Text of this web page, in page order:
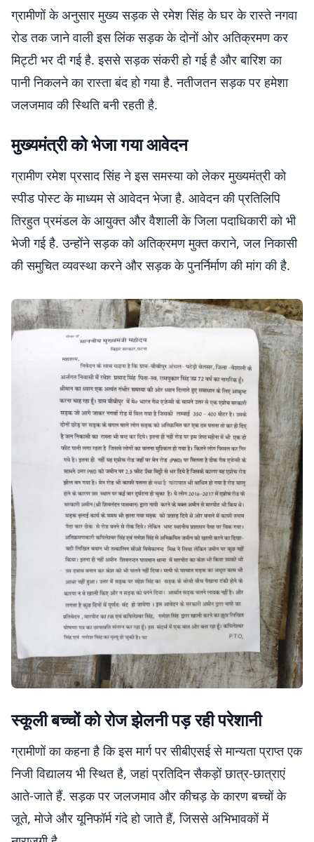
ग्रामीणों के अनुसार मुख्य सड़क से रमेश सिंह के घर के रास्ते नगवा
रोड तक जाने वाली इस लिंक सड़क के दोनों ओर अतिक्रमण कर
मिट्टी भर दी गई है. इससे सड़क संकरी हो गई है और बारिश का
पानी निकलने का रास्ता बंद हो गया है. नतीजतन सड़क पर हमेशा
जलजमाव की स्थिति बनी रहती है.
मुख्यमंत्री को भेजा गया आवेदन
ग्रामीण रमेश प्रसाद सिंह ने इस समस्या को लेकर मुख्यमंत्री को
स्पीड पोस्ट के माध्यम से आवेदन भेजा है. आवेदन की प्रतिलिपि
तिरहुत प्रमंडल के आयुक्त और वैशाली के जिला पदाधिकारी को भी
भेजी गई है. उन्होंने सड़क को अतिक्रमण मुक्त कराने, जल निकासी
की समुचित व्यवस्था करने और सड़क के पुनर्निर्माण की मांग की है.
स्कूली बच्चों को रोज झेलनी पड़ रही परेशानी
ग्रामीणों का कहना है कि इस मार्ग पर सीबीएसई से मान्यता प्राप्त एक
निजी विद्यालय भी स्थित है, जहां प्रतिदिन सैकड़ों छात्र-छात्राएं
आते-जाते हैं. सड़क पर जलजमाव और कीचड़ के कारण बच्चों के
जूते, मोजे और यूनिफॉर्म गंदे हो जाते हैं, जिससे अभिभावकों में